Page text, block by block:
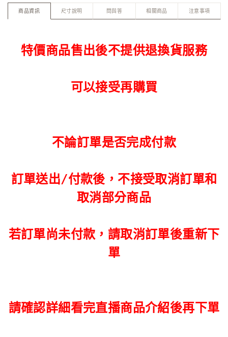
商品資訊 尺寸說明 問與答 相關商品 注意事項
特價商品售出後不提供退換貨服務
可以接受再購買
不論訂單是否完成付款
訂單送出/付款後，不接受取消訂單和
取消部分商品
若訂單尚未付款，請取消訂單後重新下
單
請確認詳細看完直播商品介紹後再下單